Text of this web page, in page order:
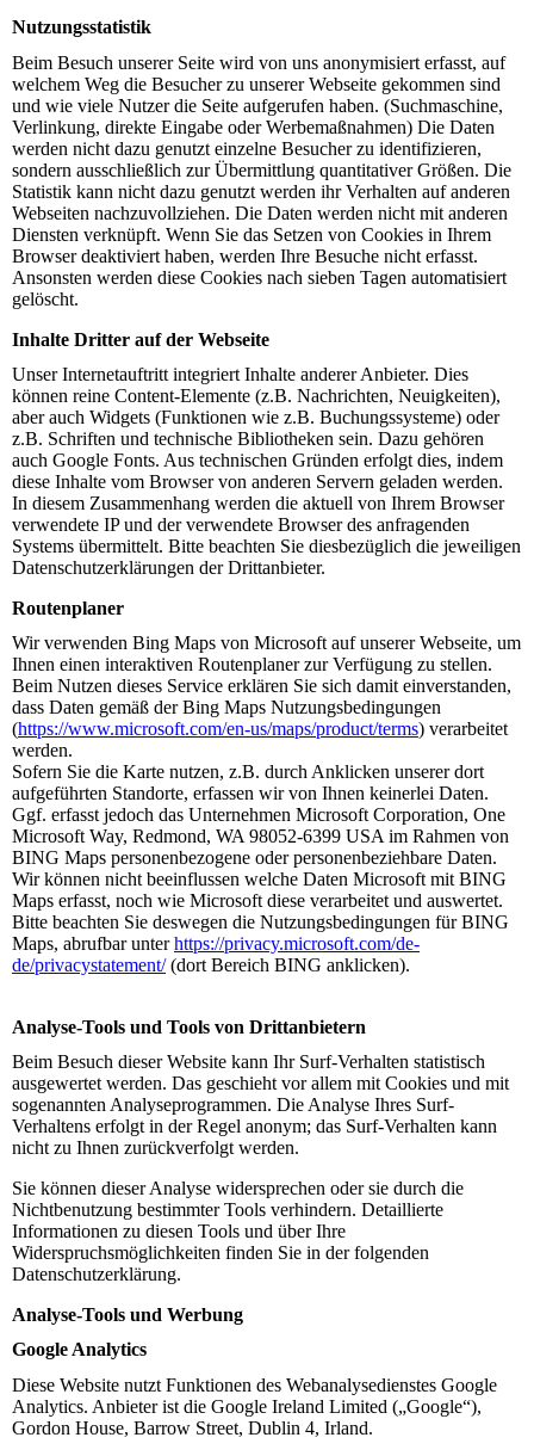
Nutzungsstatistik
Beim Besuch unserer Seite wird von uns anonymisiert erfasst, auf
welchem Weg die Besucher zu unserer Webseite gekommen sind
und wie viele Nutzer die Seite aufgerufen haben. (Suchmaschine,
Verlinkung, direkte Eingabe oder Werbemaßnahmen) Die Daten
werden nicht dazu genutzt einzelne Besucher zu identifizieren,
sondern ausschließlich zur Übermittlung quantitativer Größen. Die
Statistik kann nicht dazu genutzt werden ihr Verhalten auf anderen
Webseiten nachzuvollziehen. Die Daten werden nicht mit anderen
Diensten verknüpft. Wenn Sie das Setzen von Cookies in Ihrem
Browser deaktiviert haben, werden Ihre Besuche nicht erfasst.
Ansonsten werden diese Cookies nach sieben Tagen automatisiert
gelöscht.
Inhalte Dritter auf der Webseite
Unser Internetauftritt integriert Inhalte anderer Anbieter. Dies
können reine Content-Elemente (z.B. Nachrichten, Neuigkeiten),
aber auch Widgets (Funktionen wie z.B. Buchungssysteme) oder
z.B. Schriften und technische Bibliotheken sein. Dazu gehören
auch Google Fonts. Aus technischen Gründen erfolgt dies, indem
diese Inhalte vom Browser von anderen Servern geladen werden.
In diesem Zusammenhang werden die aktuell von Ihrem Browser
verwendete IP und der verwendete Browser des anfragenden
Systems übermittelt. Bitte beachten Sie diesbezüglich die jeweiligen
Datenschutzerklärungen der Drittanbieter.
Routenplaner
Wir verwenden Bing Maps von Microsoft auf unserer Webseite, um
Ihnen einen interaktiven Routenplaner zur Verfügung zu stellen.
Beim Nutzen dieses Service erklären Sie sich damit einverstanden,
dass Daten gemäß der Bing Maps Nutzungsbedingungen
(https://www.microsoft.com/en-us/maps/product/terms) verarbeitet
werden.
Sofern Sie die Karte nutzen, z.B. durch Anklicken unserer dort
aufgeführten Standorte, erfassen wir von Ihnen keinerlei Daten.
Ggf. erfasst jedoch das Unternehmen Microsoft Corporation, One
Microsoft Way, Redmond, WA 98052-6399 USA im Rahmen von
BING Maps personenbezogene oder personenbeziehbare Daten.
Wir können nicht beeinflussen welche Daten Microsoft mit BING
Maps erfasst, noch wie Microsoft diese verarbeitet und auswertet.
Bitte beachten Sie deswegen die Nutzungsbedingungen für BING
Maps, abrufbar unterhttps://privacy.microsoft.com/de-
de/privacystatement/(dort Bereich BING anklicken).
Analyse-Tools und Tools von Drittanbietern
Beim Besuch dieser Website kann Ihr Surf-Verhalten statistisch
ausgewertet werden. Das geschieht vor allem mit Cookies und mit
sogenannten Analyseprogrammen. Die Analyse Ihres Surf-
Verhaltens erfolgt in der Regel anonym; das Surf-Verhalten kann
nicht zu Ihnen zurückverfolgt werden.
Sie können dieser Analyse widersprechen oder sie durch die
Nichtbenutzung bestimmter Tools verhindern. Detaillierte
Informationen zu diesen Tools und über Ihre
Widerspruchsmöglichkeiten finden Sie in der folgenden
Datenschutzerklärung.
Analyse-Tools und Werbung
Google Analytics
Diese Website nutzt Funktionen des Webanalysedienstes Google
Analytics. Anbieter ist die Google Ireland Limited („Google“),
Gordon House, Barrow Street, Dublin 4, Irland.